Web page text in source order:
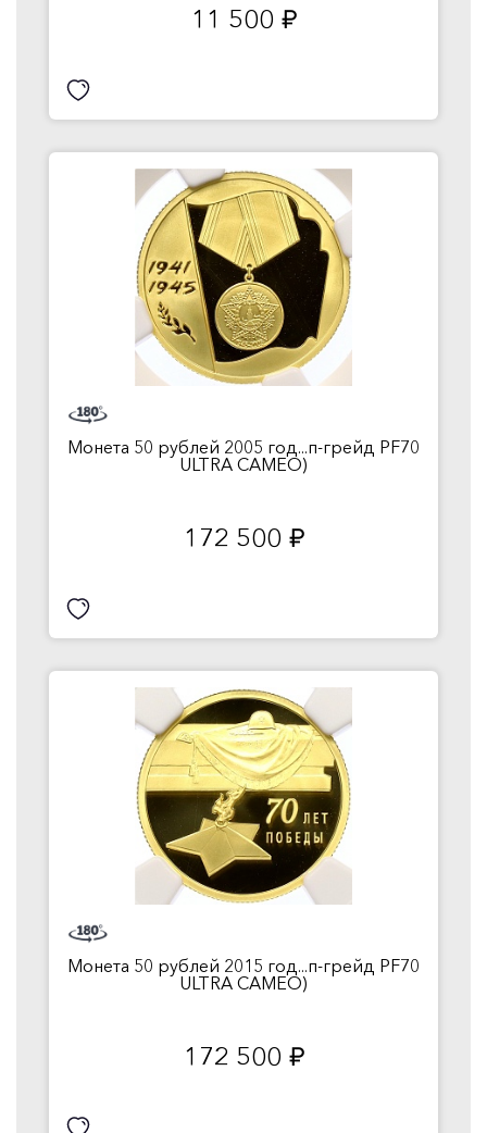
11 500 руб.
Монета 50 рублей 2005 год...п-грейд PF70
ULTRA CAMEO)
172 500 руб.
Монета 50 рублей 2015 год...п-грейд PF70
ULTRA CAMEO)
172 500 руб.